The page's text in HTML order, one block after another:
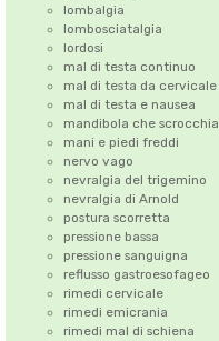
lombalgia
lombosciatalgia
lordosi
mal di testa continuo
mal di testa da cervicale
mal di testa e nausea
mandibola che scrocchia
mani e piedi freddi
nervo vago
nevralgia del trigemino
nevralgia di Arnold
postura scorretta
pressione bassa
pressione sanguigna
reflusso gastroesofageo
rimedi cervicale
rimedi emicrania
rimedi mal di schiena